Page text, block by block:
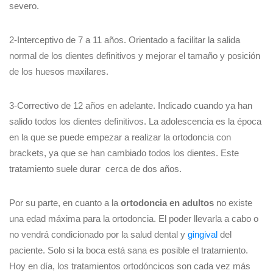
severo.
2-Interceptivo de 7 a 11 años. Orientado a facilitar la salida
normal de los dientes definitivos y mejorar el tamaño y posición
de los huesos maxilares.
3-Correctivo de 12 años en adelante. Indicado cuando ya han
salido todos los dientes definitivos. La adolescencia es la época
en la que se puede empezar a realizar la ortodoncia con
brackets, ya que se han cambiado todos los dientes. Este
tratamiento suele durar cerca de dos años.
Por su parte, en cuanto a la ortodoncia en adultos no existe
una edad máxima para la ortodoncia. El poder llevarla a cabo o
no vendrá condicionado por la salud dental y gingival del
paciente. Solo si la boca está sana es posible el tratamiento.
Hoy en día, los tratamientos ortodóncicos son cada vez más